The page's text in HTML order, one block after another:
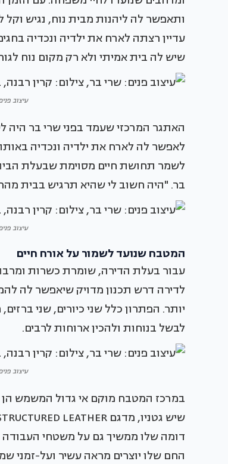
ותאפשר לה ליהנות מבית נוח, נגיש
עדיין רצתה לארח את ילדיה ונכדיה
שיש לה בית אמיתי ולא רק מקום נוח
עיצוב
האתגר המרכזי שעמד בפני שרי בר היה
לאפשר לה לארח את ילדיה ונכדיה
לשמר תחושת חיים מסוימת שבעלת
בר. "היה חשוב לי שהיא תרגיש בבית
עיצוב
המטבח שנועד לשמור על אורח חיים
עבור בעלת הדירה, שומרת כשרות
לדירה דרש תכנון מדויק שיאפשר לה
יותר. הפתרון כלל שני כיורים, שני
לבשל בנוחות ולהכין ארוחות לרבים.
עיצוב
במרכז המטבח מוקם אי גדול המשמש הן
דומה שלו ממשיך גם על משטחי העבודה
החם שלו יוצרים מראה עשיר ועל-זמני